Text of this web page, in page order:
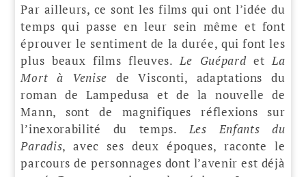
Par ailleurs, ce sont les films qui ont l’idée du
temps qui passe en leur sein même et font
éprouver le sentiment de la durée, qui font les
plus beaux films fleuves.Le GuépardetLa
Mort à Venise de Visconti, adaptations du
roman de Lampedusa et de la nouvelle de
Mann, sont de magnifiques réflexions sur
l’inexorabilité du temps.Les Enfants du
Paradis, avec ses deux époques, raconte le
parcours de personnages dont l’avenir est déjà